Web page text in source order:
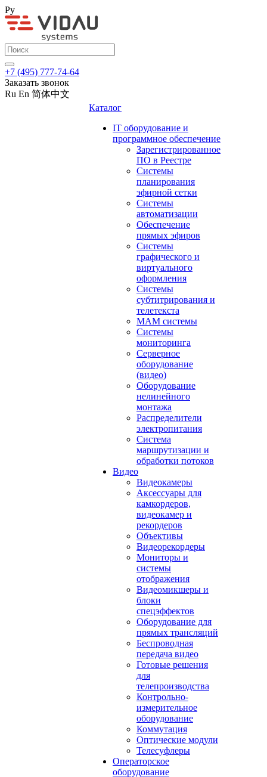
Ру
+7 (495) 777-74-64
Заказать звонок
Ru En 简体中文
Каталог
IT оборудование и
программное обеспечение
Зарегистрированное
ПО в Реестре
Системы
планирования
эфирной сетки
Системы
автоматизации
Обеспечение
прямых эфиров
Системы
графического и
виртуального
оформления
Системы
субтитрирования и
телетекста
MAM системы
Системы
мониторинга
Серверное
оборудование
(видео)
Оборудование
нелинейного
монтажа
Распределители
электропитания
Система
маршрутизации и
обработки потоков
Видео
Видеокамеры
Аксессуары для
камкордеров,
видеокамер и
рекордеров
Объективы
Видеорекордеры
Мониторы и
системы
отображения
Видеомикшеры и
блоки
спецэффектов
Оборудование для
прямых трансляций
Беспроводная
передача видео
Готовые решения
для
телепроизводства
Контрольно-
измерительное
оборудование
Коммутация
Оптические модули
Телесуфлеры
Операторское
оборудование